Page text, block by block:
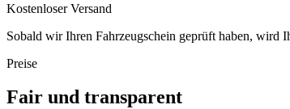
Kostenloser Versand
Sobald wir Ihren Fahrzeugschein geprüft haben, wird
Preise
Fair und transparent